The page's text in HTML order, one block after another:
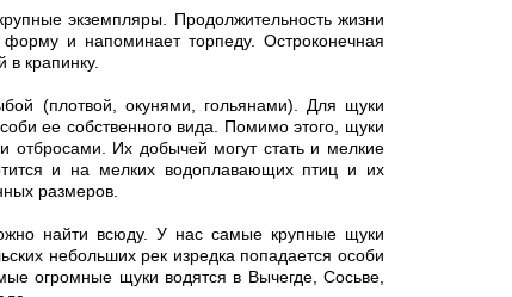
экземпляры. Продолжительность жизни
и напоминает торпеду. Остроконечная
крапинку.
(плотвой, окунями, гольянами). Для щуки
ее собственного вида. Помимо этого, щуки
Их добычей могут стать и мелкие
и на мелких водоплавающих птиц и их
размеров.
найти всюду. У нас самые крупные щуки
небольших рек изредка попадается особи
огромные щуки водятся в Вычегде, Сосьве,